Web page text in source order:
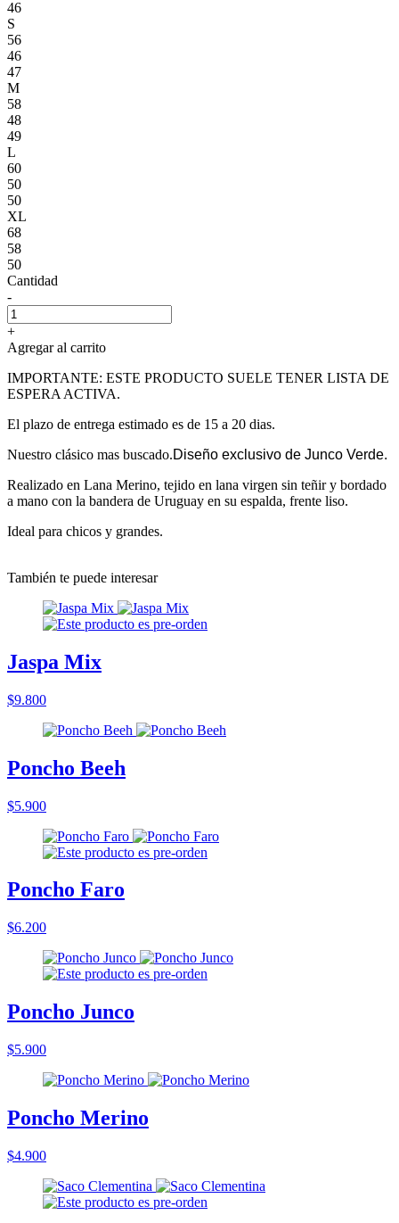
46
S
56
46
47
M
58
48
49
L
60
50
50
XL
68
58
50
Cantidad
-
+
Agregar al carrito
IMPORTANTE: ESTE PRODUCTO SUELE TENER LISTA DE
ESPERA ACTIVA.
El plazo de entrega estimado es de 15 a 20 dias.
Nuestro clásico mas buscado.Diseño exclusivo de Junco Verde.
Realizado en Lana Merino, tejido en lana virgen sin teñir y bordado
a mano con la bandera de Uruguay en su espalda, frente liso.
Ideal para chicos y grandes.
También te puede interesar
Jaspa Mix
$9.800
Poncho Beeh
$5.900
Poncho Faro
$6.200
Poncho Junco
$5.900
Poncho Merino
$4.900